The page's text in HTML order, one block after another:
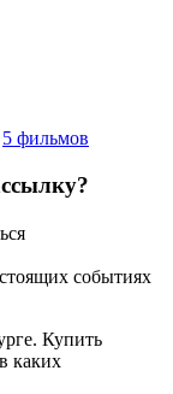
5 фильмов
событиях
Купить
каких